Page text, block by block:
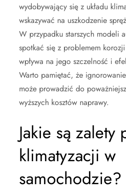
wydobywający się z układu
wskazywać na uszkodzenie
W przypadku starszych modeli
spotkać się z problemem
wpływa na jego szczelność i
Warto pamiętać, że
może prowadzić do
wyższych kosztów naprawy.
Jakie są zalety
klimatyzacji w
samochodzie?